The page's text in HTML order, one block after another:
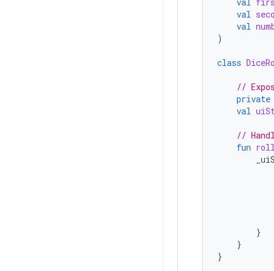
val
val
)
class
//
private
val
//
fun
}
}
}